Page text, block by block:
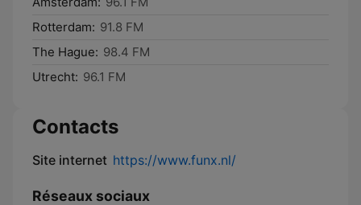
Rotterdam: 91.8 FM
The Hague: 98.4 FM
Utrecht: 96.1 FM
Contacts
Site internet https://www.funx.nl/
Réseaux sociaux